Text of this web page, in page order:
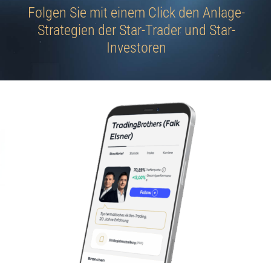
Anlage-
Star-
Traden Sie alle
in einer App mit